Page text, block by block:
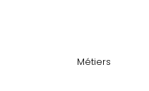
Métiers